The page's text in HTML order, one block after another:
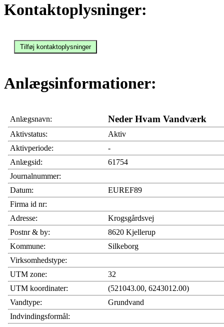
Kontaktoplysninger:
Anlægsinformationer:
Anlægsnavn: Neder Hvam Vandværk
Aktivstatus:
Aktiv
Aktivperiode:
-
Anlægsid:
61754
Journalnummer:
Datum:
EUREF89
Firma id nr:
Adresse:
Krogsgårdsvej
Postnr & by:
8620 Kjellerup
Kommune:
Silkeborg
Virksomhedstype:
UTM zone:
32
UTM koordinater:
(521043.00, 6243012.00)
Vandtype:
Grundvand
Indvindingsformål: